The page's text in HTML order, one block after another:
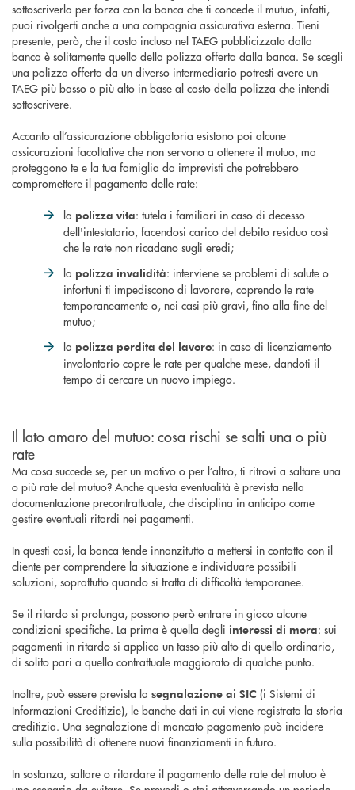
sottoscriverla per forza con la banca che ti concede il mutuo, infatti,
puoi rivolgerti anche a una compagnia assicurativa esterna. Tieni
presente, però, che il costo incluso nel TAEG pubblicizzato dalla
banca è solitamente quello della polizza offerta dalla banca. Se scegli
una polizza offerta da un diverso intermediario potresti avere un
TAEG più basso o più alto in base al costo della polizza che intendi
sottoscrivere.
Accanto all’assicurazione obbligatoria esistono poi alcune
assicurazioni facoltative che non servono a ottenere il mutuo, ma
proteggono te e la tua famiglia da imprevisti che potrebbero
compromettere il pagamento delle rate:
la polizza vita: tutela i familiari in caso di decesso
dell'intestatario, facendosi carico del debito residuo così
che le rate non ricadano sugli eredi;
la polizza invalidità: interviene se problemi di salute o
infortuni ti impediscono di lavorare, coprendo le rate
temporaneamente o, nei casi più gravi, fino alla fine del
mutuo;
la polizza perdita del lavoro: in caso di licenziamento
involontario copre le rate per qualche mese, dandoti il
tempo di cercare un nuovo impiego.
Il lato amaro del mutuo: cosa rischi se salti una o più
rate
Ma cosa succede se, per un motivo o per l’altro, ti ritrovi a saltare una
o più rate del mutuo? Anche questa eventualità è prevista nella
documentazione precontrattuale, che disciplina in anticipo come
gestire eventuali ritardi nei pagamenti.
In questi casi, la banca tende innanzitutto a mettersi in contatto con il
cliente per comprendere la situazione e individuare possibili
soluzioni, soprattutto quando si tratta di difficoltà temporanee.
Se il ritardo si prolunga, possono però entrare in gioco alcune
condizioni specifiche. La prima è quella degli interessi di mora: sui
pagamenti in ritardo si applica un tasso più alto di quello ordinario,
di solito pari a quello contrattuale maggiorato di qualche punto.
Inoltre, può essere prevista la segnalazione ai SIC (i Sistemi di
Informazioni Creditizie), le banche dati in cui viene registrata la storia
creditizia. Una segnalazione di mancato pagamento può incidere
sulla possibilità di ottenere nuovi finanziamenti in futuro.
In sostanza, saltare o ritardare il pagamento delle rate del mutuo è